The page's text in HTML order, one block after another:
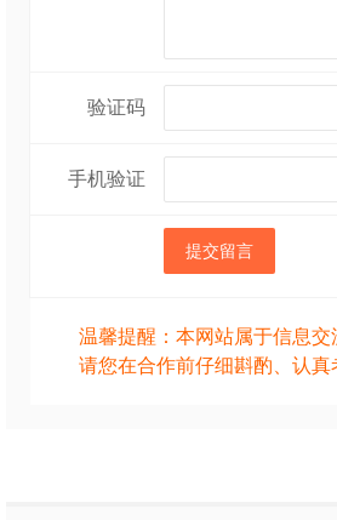
验证码
手机验证
提交留言
温馨提醒：本网站属于信息
请您在合作前仔细斟酌、认真